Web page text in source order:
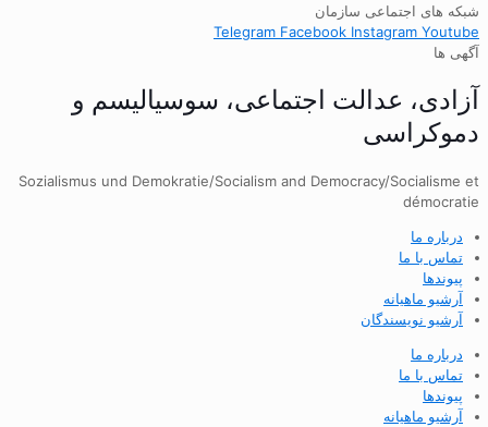
شبکه های اجتماعی سازمان
Telegram Facebook Instagram Youtube
آگهی ها
آزادی، عدالت اجتماعی، سوسیالیسم و
دموکراسی
Sozialismus und Demokratie/Socialism and Democracy/Socialisme et
démocratie
درباره ما
تماس با ما
پیوندها
آرشیو ماهیانه
آرشیو نویسندگان
درباره ما
تماس با ما
پیوندها
آرشیو ماهیانه